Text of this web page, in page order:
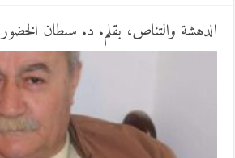
الدهشة والتناص، بقلم. د. سلطان الخضور